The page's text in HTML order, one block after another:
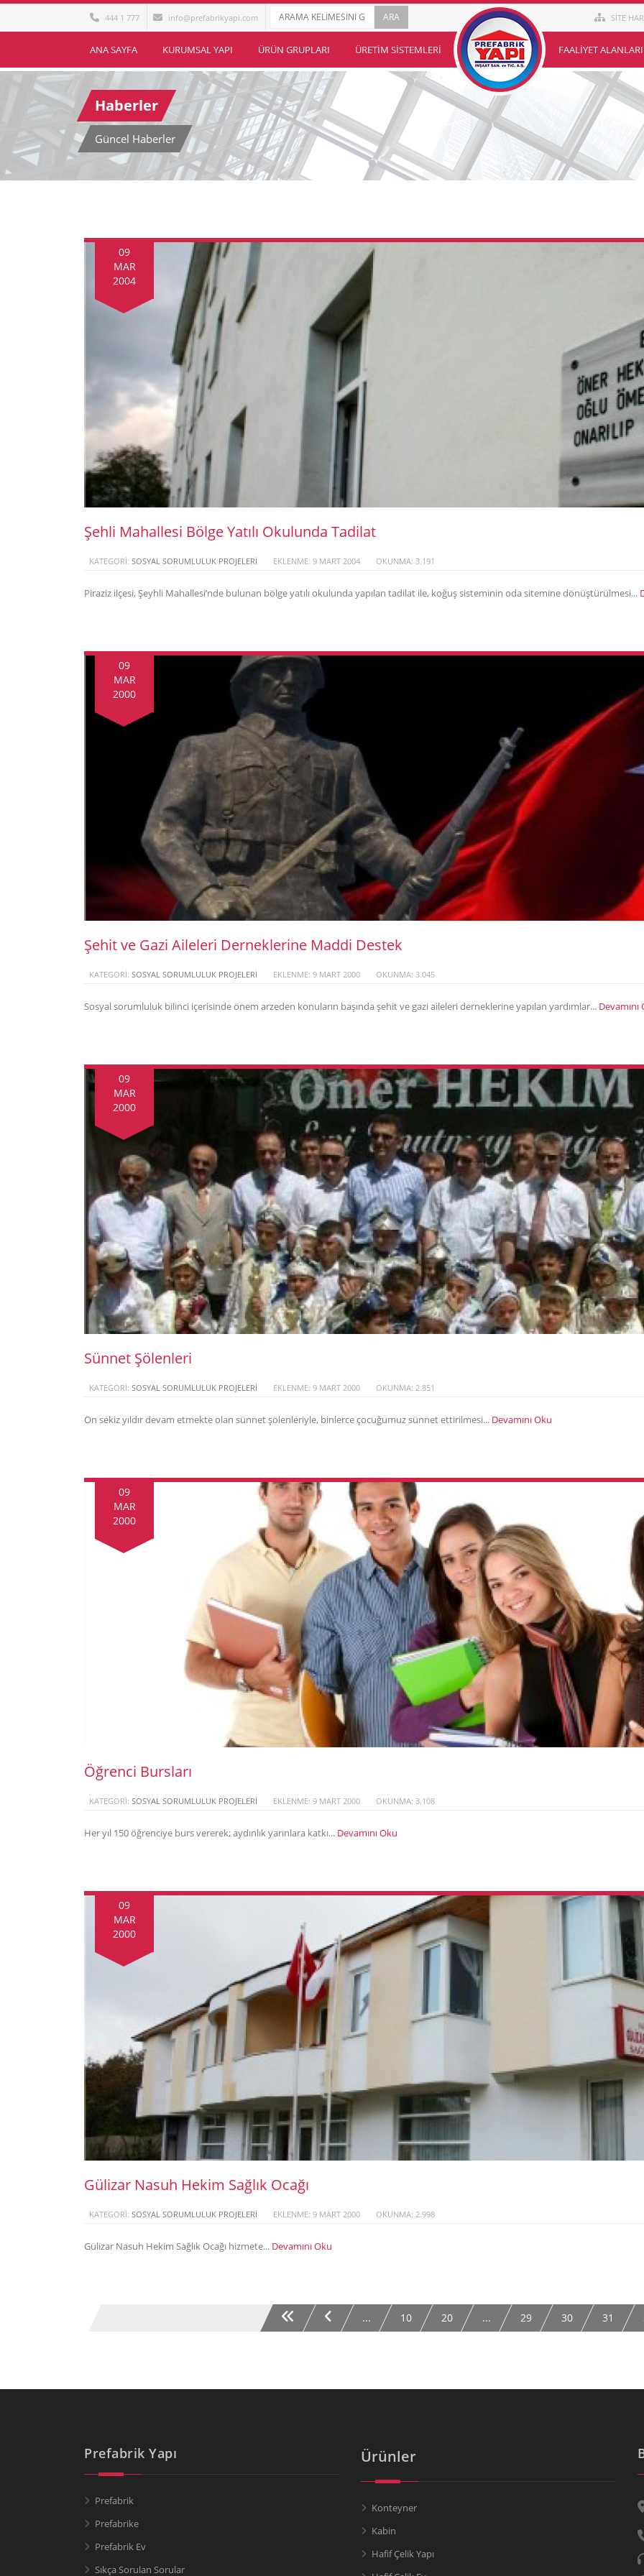
444 1 777 info@prefabrikyapi.com SİTE
ANA SAYFA KURUMSAL YAPI ÜRÜN GRUPLARI ÜRETIM SISTEMLERI FAALIYET ALANLARI
Haberler
Güncel Haberler
09
MAR
2004
Şehli Mahallesi Bölge Yatılı Okulunda Tadilat
KATEGORI: SOSYAL SORUMLULUK PROJELERI EKLENME: 9 MART 2004 OKUNMA: 3.191
Piraziz ilçesi, Şeyhli Mahallesi’nde bulunan bölge yatılı okulunda yapılan tadilat ile, koğuş sisteminin oda sitemine dönüştürülmesi...
09
MAR
2000
Şehit ve Gazi Aileleri Derneklerine Maddi Destek
KATEGORI: SOSYAL SORUMLULUK PROJELERI EKLENME: 9 MART 2000 OKUNMA: 3.045
Sosyal sorumluluk bilinci içerisinde önem arzeden konuların başında şehit ve gazi aileleri derneklerine yapılan yardımlar... Devamını
09
MAR
2000
Sünnet Şölenleri
KATEGORI: SOSYAL SORUMLULUK PROJELERI EKLENME: 9 MART 2000 OKUNMA: 2.851
On sekiz yıldır devam etmekte olan sünnet şölenleriyle, binlerce çocuğumuz sünnet ettirilmesi... Devamını Oku
09
MAR
2000
Öğrenci Bursları
KATEGORI: SOSYAL SORUMLULUK PROJELERI EKLENME: 9 MART 2000 OKUNMA: 3.108
Her yıl 150 öğrenciye burs vererek; aydınlık yarınlara katkı... Devamını Oku
09
MAR
2000
Gülizar Nasuh Hekim Sağlık Ocağı
KATEGORI: SOSYAL SORUMLULUK PROJELERI EKLENME: 9 MART 2000 OKUNMA: 2.998
Gülizar Nasuh Hekim Sağlık Ocağı hizmete... Devamını Oku
... 10 20 ... 29 30 31
Prefabrik Yapı
Prefabrik
Prefabrike
Prefabrik Ev
Sıkça Sorulan Sorular
Ürünler
Konteyner
Kabin
Hafif Çelik Yapı